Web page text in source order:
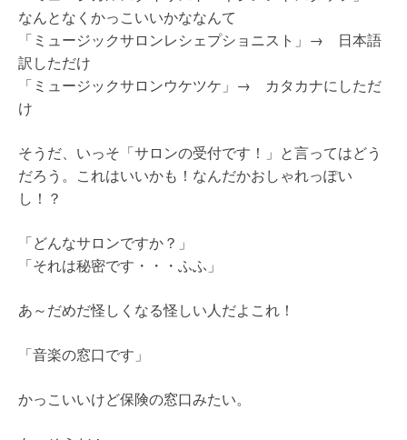
なんとなくかっこいいかななんて
「ミュージックサロンレシェプショニスト」→ 日本語
訳しただけ
「ミュージックサロンウケツケ」→ カタカナにしただ
け
そうだ、いっそ「サロンの受付です！」と言ってはどう
だろう。これはいいかも！なんだかおしゃれっぽい
し！？
「どんなサロンですか？」
「それは秘密です・・・ふふ」
あ～だめだ怪しくなる怪しい人だよこれ！
「音楽の窓口です」
かっこいいけど保険の窓口みたい。